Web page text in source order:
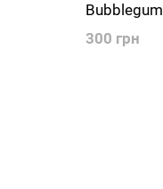
Bubblegum
300 грн